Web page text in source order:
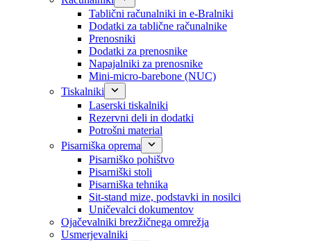
Tablični računalniki in e-Bralniki
Dodatki za tablične računalnike
Prenosniki
Dodatki za prenosnike
Napajalniki za prenosnike
Mini-micro-barebone (NUC)
Tiskalniki
Laserski tiskalniki
Rezervni deli in dodatki
Potrošni material
Pisarniška oprema
Pisarniško pohištvo
Pisarniški stoli
Pisarniška tehnika
Sit-stand mize, podstavki in nosilci
Uničevalci dokumentov
Ojačevalniki brezžičnega omrežja
Usmerjevalniki